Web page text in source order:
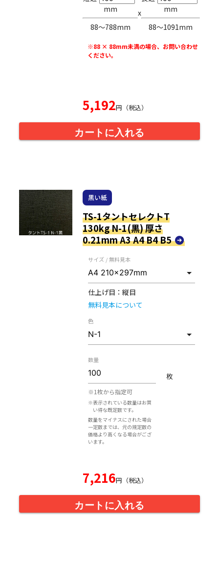
mm
88〜788mm
x
mm
88〜1091mm
※88 × 88mm未満の場合、お問い合わせ
ください。
5,192円（税込）
カートに入れる
黒い紙
TS-1タントセレクトT
130kg N-1(黒) 厚さ
0.21mm A3 A4 B4 B5
サイズ / 無料見本
仕上げ目： 縦目
無料見本について
色
数量
※1枚から指定可
※表示されている数量はお買
い得な既定数です。
数量をマイナスにされた場合
一定数までは、元の規定数の
価格より高くなる場合がござ
います。
枚
7,216円（税込）
カートに入れる